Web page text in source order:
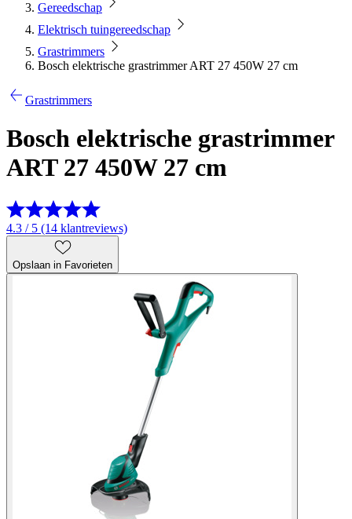
Gereedschap
Elektrisch tuingereedschap
Grastrimmers
Bosch elektrische grastrimmer ART 27 450W 27 cm
Grastrimmers
Bosch elektrische grastrimmer
ART 27 450W 27 cm
4.3 / 5 (14 klantreviews)
Opslaan in Favorieten